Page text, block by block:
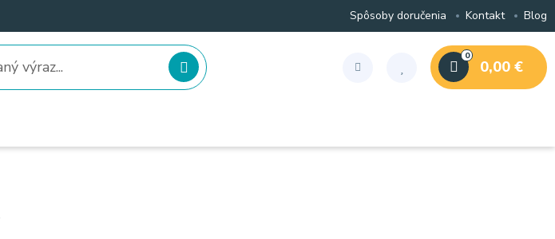
Spôsoby doručenia Kontakt Blog
0
0,00 €